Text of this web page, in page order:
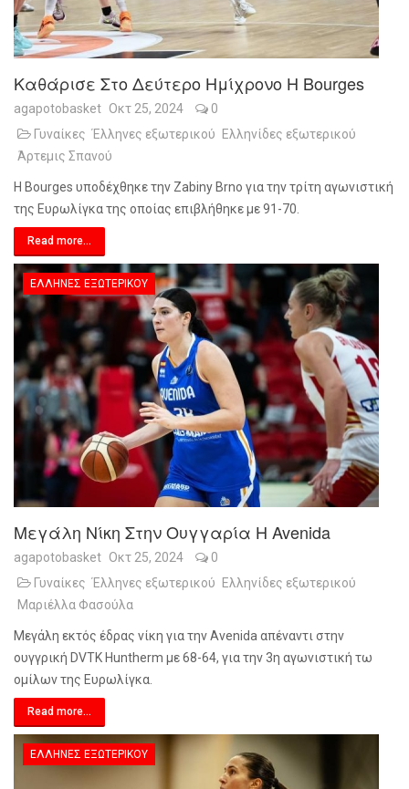
Καθάρισε Στο Δεύτερο Ημίχρονο Η Bourges
agapotobasket Οκτ 25, 2024
0
Γυναίκες Έλληνες εξωτερικού
Ελληνίδες εξωτερικού
Άρτεμις Σπανού
Η Bourges υποδέχθηκε την Zabiny Brno για την τρίτη αγωνιστική
της Ευρωλίγκα της οποίας επιβλήθηκε με 91-70.
Read more...
ΈΛΛΗΝΕΣ ΕΞΩΤΕΡΙΚΟΎ
Μεγάλη Νίκη Στην Ουγγαρία Η Avenida
agapotobasket Οκτ 25, 2024
0
Γυναίκες Έλληνες εξωτερικού
Ελληνίδες εξωτερικού
Μαριέλλα Φασούλα
Μεγάλη εκτός έδρας νίκη για την Avenida απέναντι στην
ουγγρική DVTK Huntherm με 68-64, για την 3η αγωνιστική τω
ομίλων της Ευρωλίγκα.
Read more...
ΈΛΛΗΝΕΣ ΕΞΩΤΕΡΙΚΟΎ